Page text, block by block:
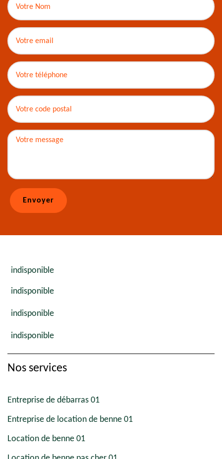
indisponible
indisponible
indisponible
indisponible
Nos services
Entreprise de débarras 01
Entreprise de location de benne 01
Location de benne 01